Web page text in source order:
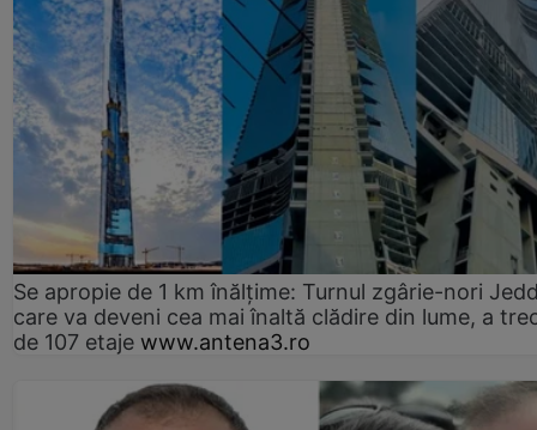
Se apropie de 1 km înălțime: Turnul zgârie-nori
care va deveni cea mai înaltă clădire din lume, a
de 107 etaje www.antena3.ro